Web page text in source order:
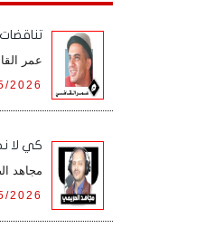
عمر
2026
كي لا
مجاهد
2026